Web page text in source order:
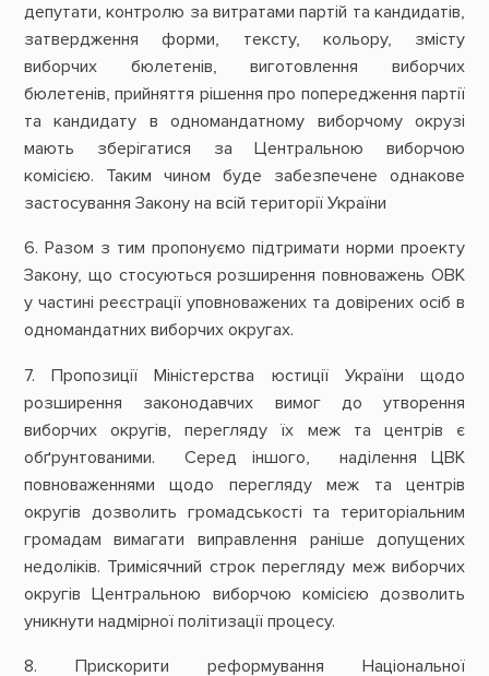
депутати, контролю за витратами партій та кандидатів,
затвердження форми, тексту, кольору, змісту
виборчих бюлетенів, виготовлення виборчих
бюлетенів, прийняття рішення про попередження партії
та кандидату в одномандатному виборчому окрузі
мають зберігатися за Центральною виборчою
комісією. Таким чином буде забезпечене однакове
застосування Закону на всій території України
6. Разом з тим пропонуємо підтримати норми проекту
Закону, що стосуються розширення повноважень ОВК
у частині реєстрації уповноважених та довірених осіб в
одномандатних виборчих округах.
7. Пропозиції Міністерства юстиції України щодо
розширення законодавчих вимог до утворення
виборчих округів, перегляду їх меж та центрів є
обґрунтованими. Серед іншого, наділення ЦВК
повноваженнями щодо перегляду меж та центрів
округів дозволить громадськості та територіальним
громадам вимагати виправлення раніше допущених
недоліків. Тримісячний строк перегляду меж виборчих
округів Центральною виборчою комісією дозволить
уникнути надмірної політизації процесу.
8. Прискорити реформування Національної